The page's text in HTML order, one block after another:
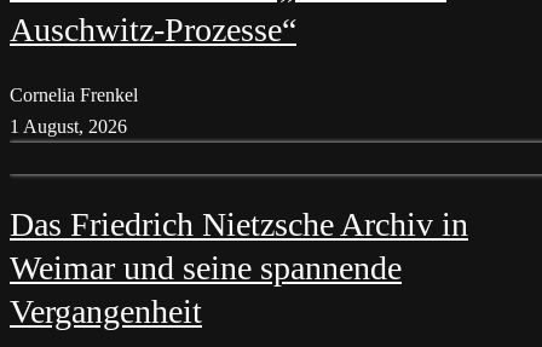
Auschwitz-Prozesse“
Cornelia Frenkel
1 August, 2026
Das Friedrich Nietzsche Archiv in
Weimar und seine spannende
Vergangenheit